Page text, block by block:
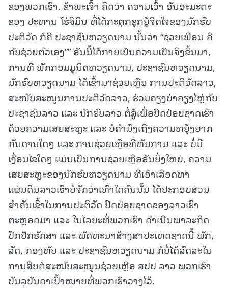
ຂອງພວກເຮົາ. ຂ້າພະເຈົ້າ ຄິດວ່າ ຄວາມເວົ້າ ອັນອະມະຕະ
ຂອງ ປະທານ ໂຮ່ຈິມິນ ທີ່ໄດ້ກະຕຸກຊຸກຍູ້ຈິດໃຈຂອງນັກຮົບ
ປະຕິວັດ ກໍຄື ປະຊາຊົນຫວຽດນາມ ນັ້ນວ່າ “ຊ່ວຍເພື່ອນ ຄື
ກັບຊ່ວຍຕົວເອງ”” ອັນນີ້ໄດ້ກາຍເປັນຄວາມເປັນຈິງຂຶ້ນມາ,
ການທີ່ ພັກກອມມູນິດຫວຽດນາມ, ປະຊາຊົນຫວຽດນາມ,
ນັກຮົບຫວຽດນາມ ໄດ້ເຂົ້າມາຊ່ວຍເຫຼືອ ການປະຕິວັດລາວ,
ສະໜັບສະໜູນການປະຕິວັດລາວ, ຮ່ວມຄຽງບ່າຄຽງໄຫຼ່ກັບ
ປະຊາຊົນລາວ ແລະ ນັກຮົບລາວ ຕໍ່ສູ້ເພື່ອປົດປ່ອຍຊາດເຮົາ
ດ້ວຍຄວາມເສຍສະຫຼະ ແລະ ບໍ່ຄໍານຶງເຖິງຄວາມຫຍຸ້ງຍາກ
ກັນດານໃດໆ ແລະ ການຊ່ວຍເຫຼືອທີ່ທັນການ ແລະ ບໍ່ມີ
ເງື່ອນໄຂໃດໆ ແມ່ນເປັນການຊ່ວຍເຫຼືອອັນຍິ່ງໃຫຍ່, ຄວາມ
ເສຍສະຫຼະຂອງນັກຮົບຫວຽດນາມ ທີ່ເອົາເລືອດທາ
ແຜ່ນດິນລາວເຮົາບໍ່ຈັກວ່າເທົ່າໃດຄົນນັ້ນ ໄດ້ປະກອບສ່ວນ
ສໍາຄັນເຂົ້າໃນການປະຕິວັດ ປົດປ່ອຍຊາດຂອງລາວເຮົາ
ຕະຫຼອດມາ ແລະ ໃນໄລຍະທີ່ພວກເຮົາ ດໍາເນີນພາລະກິດ
ປົກປັກຮັກສາ ແລະ ພັດທະນາສ້າງສາປະເທດຊາດນີ້ ພັກ,
ລັດ, ກອງທັບ ແລະ ປະຊາຊົນຫວຽດນາມ ກໍບໍ່ໄດ້ລົດລະໃນ
ການສືບຕໍ່ສະໜັບສະໜູນຊ່ວຍເຫຼືອ ສປປ ລາວ ພວກເຮົາ
ບັນລຸບັນດາເປົ້າໝາຍທີ່ພວກເຮົາວາງໄວ້.